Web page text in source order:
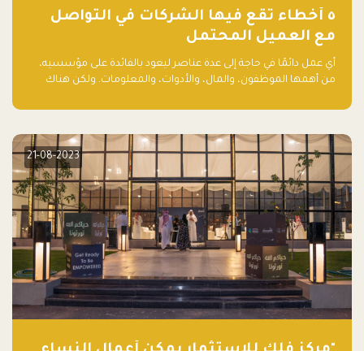
٥ أخطاء تقع فيها الشركات في التواصل
مع العميل المحتمل
أي عمل دائمًا في حاجة إلى عدة عناصر ليعود بالفائدة على مؤسسيه،
من أهمها الموظفون، والمال، والأدوات، والمعلومات. ولكن هناك
أساسه ذلك العمل.
21-08-2023